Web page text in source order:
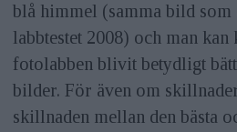
blå himmel (samma bild som
labbtestet 2008) och man kan
fotolabben blivit betydligt
bilder. För även om
skillnaden mellan den bästa